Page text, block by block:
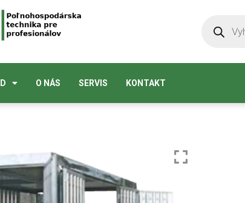
O NÁS SERVIS KONTAKT